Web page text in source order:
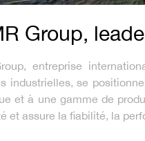
Group,
entreprise
industrielles, se
et à une gamme de
et assure la fiabilité, la